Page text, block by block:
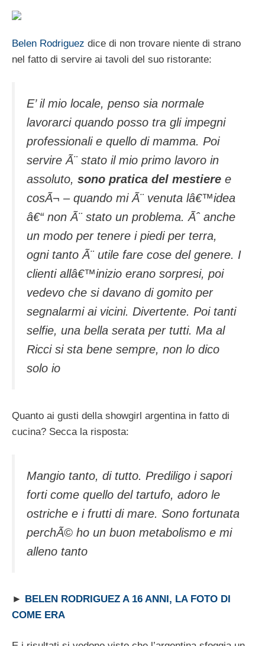
Belen Rodriguez dice di non trovare niente di strano
nel fatto di servire ai tavoli del suo ristorante:
E’ il mio locale, penso sia normale
lavorarci quando posso tra gli impegni
professionali e quello di mamma. Poi
servire Ã¨ stato il mio primo lavoro in
assoluto, sono pratica del mestiere e
cosÃ¬ – quando mi Ã¨ venuta lâ€™idea
â€“ non Ã¨ stato un problema. Ãˆ anche
un modo per tenere i piedi per terra,
ogni tanto Ã¨ utile fare cose del genere. I
clienti allâ€™inizio erano sorpresi, poi
vedevo che si davano di gomito per
segnalarmi ai vicini. Divertente. Poi tanti
selfie, una bella serata per tutti. Ma al
Ricci si sta bene sempre, non lo dico
solo io
Quanto ai gusti della showgirl argentina in fatto di
cucina? Secca la risposta:
Mangio tanto, di tutto. Prediligo i sapori
forti come quello del tartufo, adoro le
ostriche e i frutti di mare. Sono fortunata
perchÃ© ho un buon metabolismo e mi
alleno tanto
► BELEN RODRIGUEZ A 16 ANNI, LA FOTO DI
COME ERA